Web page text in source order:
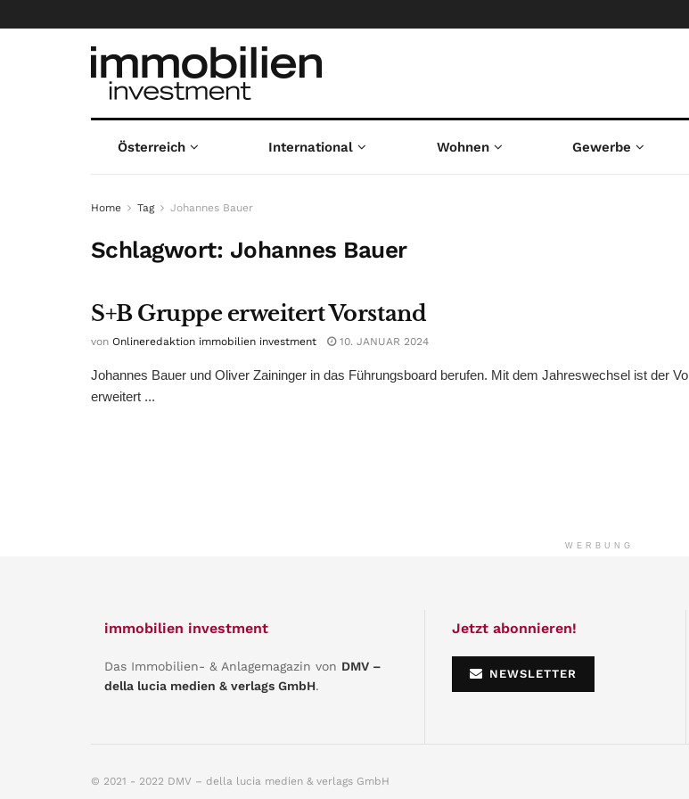
Österreich International Wohnen Gewerbe
Home Tag Johannes Bauer
Schlagwort: Johannes Bauer
S+B Gruppe erweitert Vorstand
von Onlineredaktion immobilien investment 10. JANUAR 2024
Johannes Bauer und Oliver Zaininger in das Führungsboard berufen. Mit dem Jahreswechsel ist der
erweitert ...
WERBUNG
immobilien investment
Das Immobilien- & Anlagemagazin von DMV –
della lucia medien & verlags GmbH.
Jetzt abonnieren!
NEWSLETTER
© 2021 - 2022 DMV – della lucia medien & verlags GmbH